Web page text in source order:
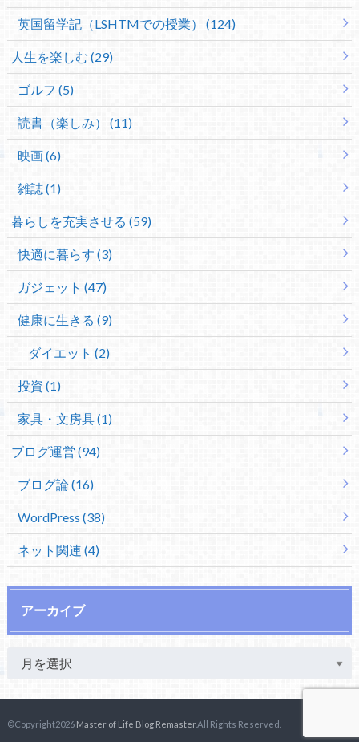
英国留学記（LSHTMでの授業） (124)
人生を楽しむ (29)
ゴルフ (5)
読書（楽しみ） (11)
映画 (6)
雑誌 (1)
暮らしを充実させる (59)
快適に暮らす (3)
ガジェット (47)
健康に生きる (9)
ダイエット (2)
投資 (1)
家具・文房具 (1)
ブログ運営 (94)
ブログ論 (16)
WordPress (38)
ネット関連 (4)
アーカイブ
©Copyright2026 Master of Life Blog Remaster.All Rights Reserved.